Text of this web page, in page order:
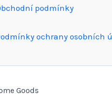
podmínky
ochrany osobních
Goods